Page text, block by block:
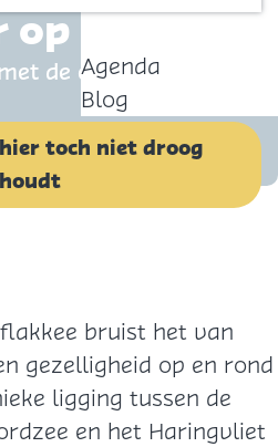
Agenda
Blog
op
de elementen
toch niet droog
houdt
bruist het van
gezelligheid op en rond
ligging tussen de
en het Haringvliet